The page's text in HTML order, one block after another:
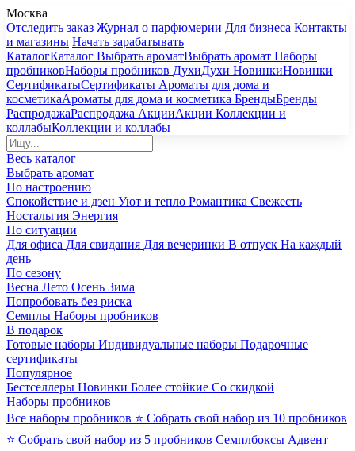
Москва
Отследить заказ Журнал о парфюмерии Для бизнеса Контакты
и магазины Начать зарабатывать
КаталогКаталог Выбрать ароматВыбрать аромат Наборы
пробниковНаборы пробников ДухиДухи НовинкиНовинки
СертификатыСертификаты Ароматы для дома и
косметикаАроматы для дома и косметика БрендыБренды
РаспродажаРаспродажа АкцииАкции Коллекции и
коллабыКоллекции и коллабы
Весь каталог
Выбрать аромат
По настроению
Спокойствие и дзен Уют и тепло Романтика Свежесть
Ностальгия Энергия
По ситуации
Для офиса Для свидания Для вечеринки В отпуск На каждый
день
По сезону
Весна Лето Осень Зима
Попробовать без риска
Семплы Наборы пробников
В подарок
Готовые наборы Индивидуальные наборы Подарочные
сертификаты
Популярное
Бестселлеры Новинки Более стойкие Со скидкой
Наборы пробников
Все наборы пробников ⭐ Собрать свой набор из 10 пробников
⭐ Собрать свой набор из 5 пробников Семплбоксы Адвент